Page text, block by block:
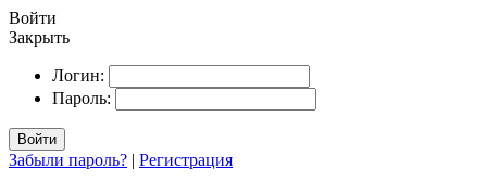
Войти
Закрыть
Логин:
Пароль:
Войти
Забыли пароль? | Регистрация